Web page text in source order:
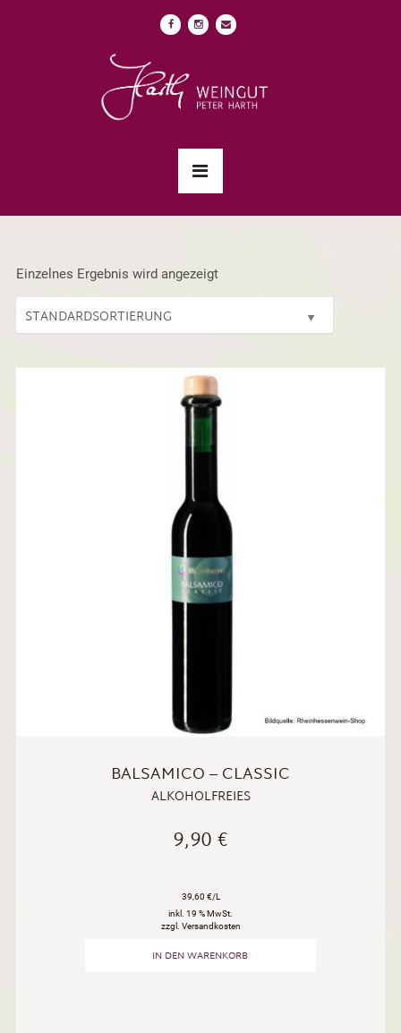
Einzelnes Ergebnis wird angezeigt
BALSAMICO – CLASSIC
ALKOHOLFREIES
9,90€
39,60 €/L
inkl. 19 % MwSt.
zzgl. Versandkosten
IN DEN WARENKORB